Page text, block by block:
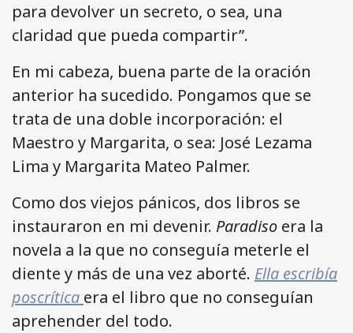
para devolver un secreto, o sea, una
claridad que pueda compartir”.
En mi cabeza, buena parte de la oración
anterior ha sucedido. Pongamos que se
trata de una doble incorporación: el
Maestro y Margarita, o sea: José Lezama
Lima y Margarita Mateo Palmer.
Como dos viejos pánicos, dos libros se
instauraron en mi devenir. Paradiso era la
novela a la que no conseguía meterle el
diente y más de una vez aborté. Ella escribía
poscrítica era el libro que no conseguían
aprehender del todo.